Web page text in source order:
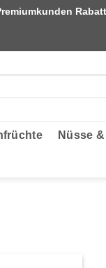
Rabatt
Nüsse